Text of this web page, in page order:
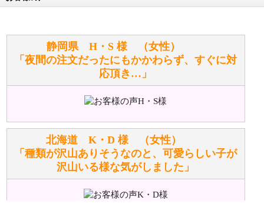
お任せください！それは当店が謡っています「おも
てなしの心」で対応させていただきます。
シュタイフのぬいぐるみは洗濯できますか？ ぬいぐ
るみのお手入れ方法を教えてください。
詳しくはこちら をご覧ください。
ぬいぐるみの耳に付いているボタンやタグに、何か意
味などがありますか？
静岡県 H・S 様 （女性）
「夜間の注文だったにもかかわらず、すぐに対
応頂き…」
北海道 K・D 様 （女性）
「種類が沢山ありそうなのと、可愛らしい子が
沢山いる様な気がしました」